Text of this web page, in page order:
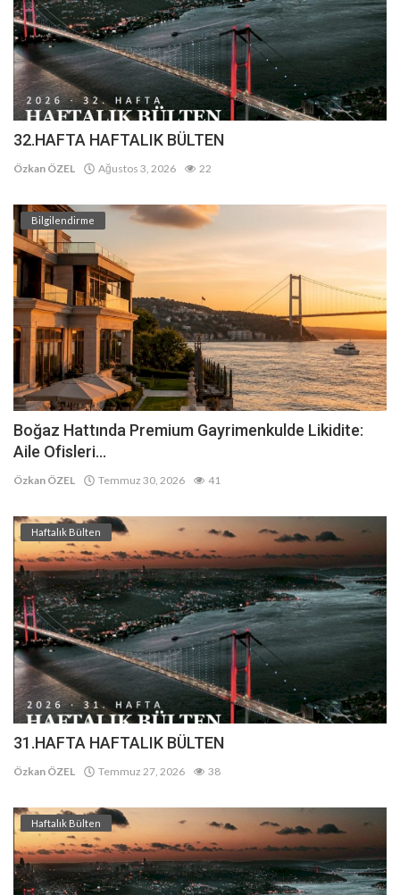
32.HAFTA HAFTALIK BÜLTEN
Özkan ÖZEL Ağustos 3, 2026 22
Bilgilendirme
Boğaz Hattında Premium Gayrimenkulde Likidite:
Aile Ofisleri...
Özkan ÖZEL Temmuz 30, 2026 41
Haftalık Bülten
31.HAFTA HAFTALIK BÜLTEN
Özkan ÖZEL Temmuz 27, 2026 38
Haftalık Bülten